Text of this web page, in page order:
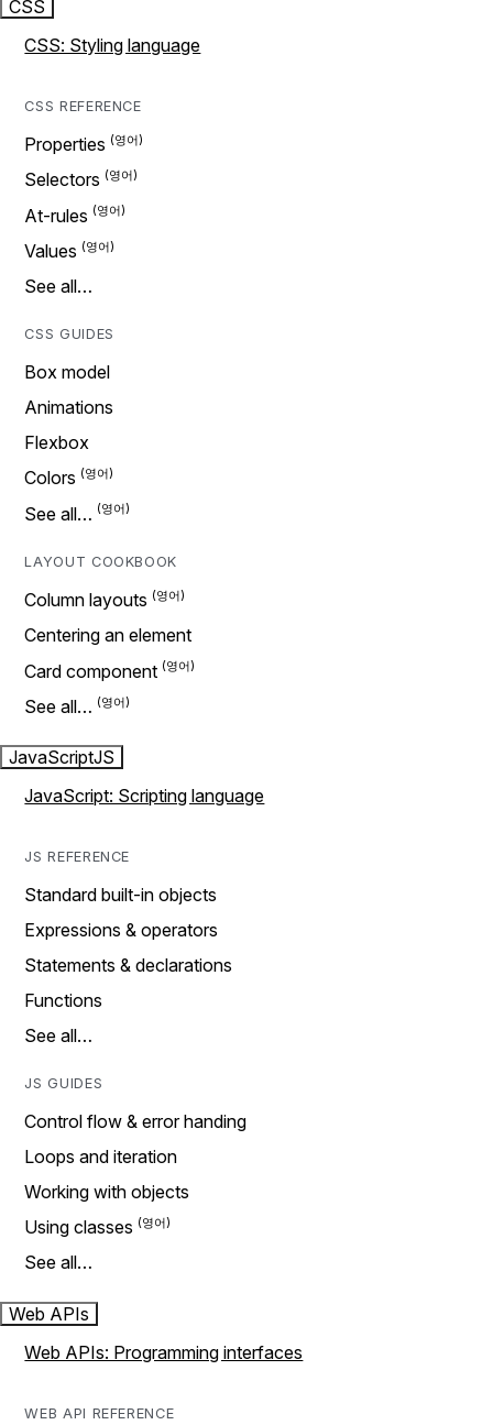
CSS
CSS: Styling language
CSS REFERENCE
Properties
Selectors
At-rules
Values
See all…
CSS GUIDES
Box model
Animations
Flexbox
Colors
See all…
LAYOUT COOKBOOK
Column layouts
Centering an element
Card component
See all…
JavaScriptJS
JavaScript: Scripting language
JS REFERENCE
Standard built-in objects
Expressions & operators
Statements & declarations
Functions
See all…
JS GUIDES
Control flow & error handing
Loops and iteration
Working with objects
Using classes
See all…
Web APIs
Web APIs: Programming interfaces
WEB API REFERENCE